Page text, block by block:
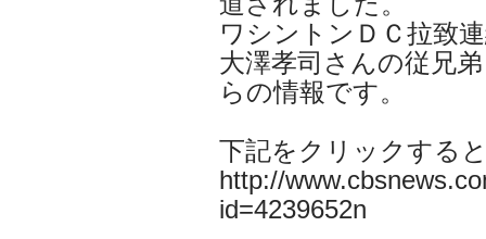
ワシントンＤＣ拉致
大澤孝司さんの従兄
らの情報です。
下記をクリックする
http://
id=4239652n